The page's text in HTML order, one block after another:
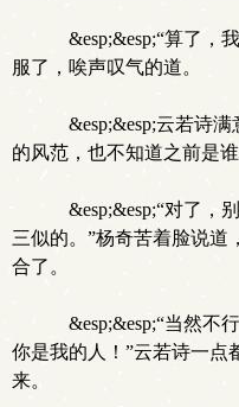
&esp;&esp;“算了，
服了，唉声叹气的道。
&esp;&esp;云若诗
的风范，也不知道之前是
&esp;&esp;“对了，
三似的。”杨奇苦着脸说道
合了。
&esp;&esp;“当然不
你是我的人！”云若诗一点
来。